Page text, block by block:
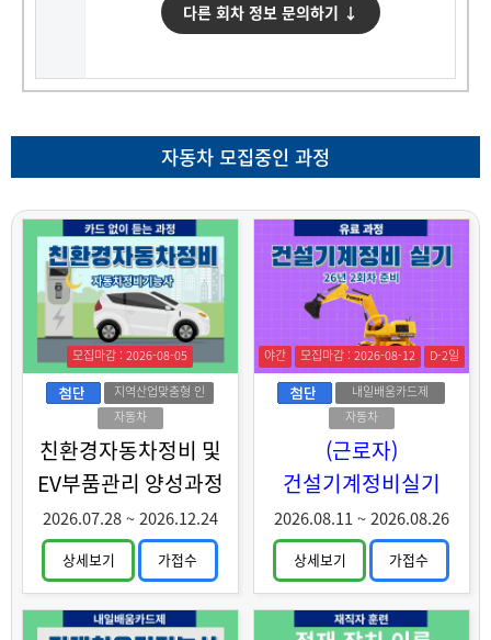
다른 회차 정보 문의하기 ↓
자동차 모집중인 과정
모집마감 : 2026-08-05
지역산업맞춤형 인
력양성
자동차
친환경자동차정비 및
EV부품관리 양성과정
2026.07.28~2026.12.24
상세보기 가접수
야간 모집마감 : 2026-08-12
D-2일
내일배움카드제
자동차
(근로자)
건설기계정비실기
2026.08.11~2026.08.26
상세보기 가접수